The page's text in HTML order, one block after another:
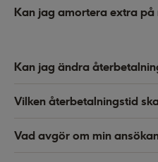
Kan jag amortera extra på
Kan jag ändra
Vilken återbetalningstid
Vad avgör om min